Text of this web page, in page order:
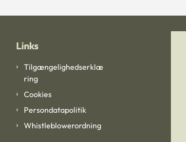
Links
Tilgængelighedserklæ
ring
Cookies
Persondatapolitik
Whistleblowerordning